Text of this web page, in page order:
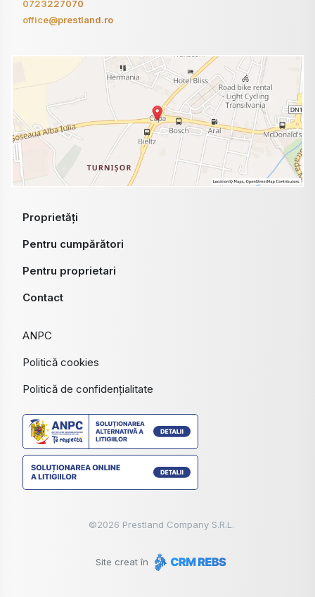
0723227070
office@prestland.ro
Proprietăți
Pentru cumpărători
Pentru proprietari
Contact
ANPC
Politică cookies
Politică de confidențialitate
©2026 Prestland Company S.R.L.
Site creat în